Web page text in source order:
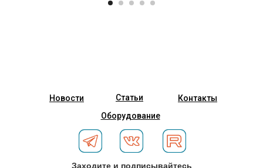
Заходите и подписывайтесь
Новости
Оборудование
Статьи Контакты